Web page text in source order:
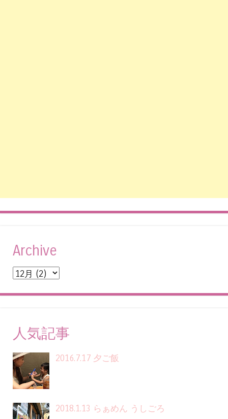
Archive
人気記事
2016.7.17 夕ご飯
2018.1.13 らぁめん うしごろ